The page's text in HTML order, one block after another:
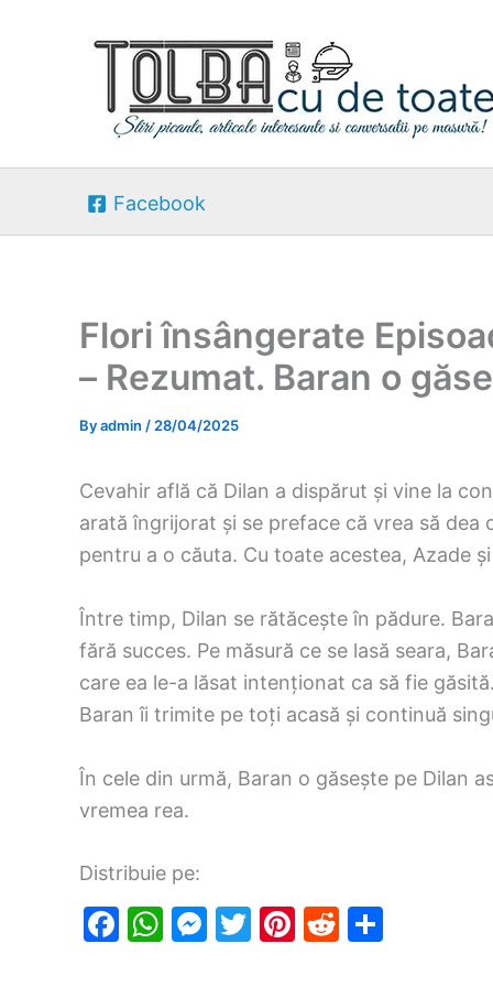
Facebook
Flori însângerate
– Rezumat. Baran o
Byadmin / 28/04/2025
Cevahir află că Dilan a dispărut și vine la
arată îngrijorat și se preface că vrea să
pentru a o căuta. Cu toate acestea, Azade
Între timp, Dilan se rătăcește în pădure.
fără succes. Pe măsură ce se lasă seara,
care ea le-a lăsat intenționat ca să fie
Baran îi trimite pe toți acasă și continuă
În cele din urmă, Baran o găsește pe Dilan
vremea rea.
Distribuie pe:
F
W M T
Pi R